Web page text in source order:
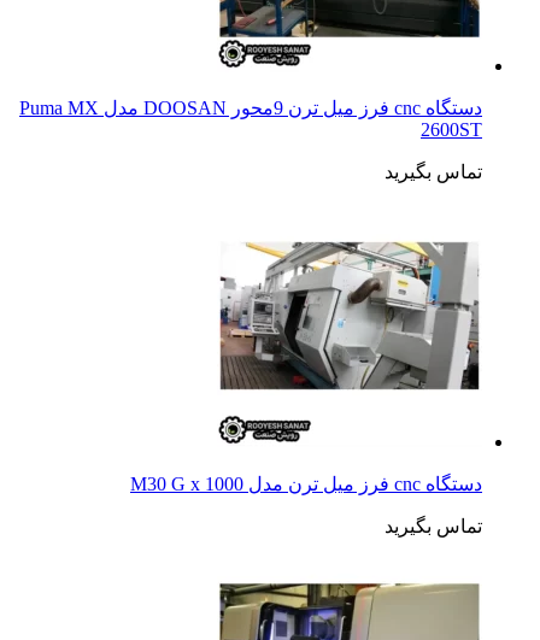
دستگاه cnc فرز میل ترن 9محور DOOSAN مدل Puma MX
2600ST
تماس بگیرید
دستگاه cnc فرز میل ترن مدل M30 G x 1000
تماس بگیرید